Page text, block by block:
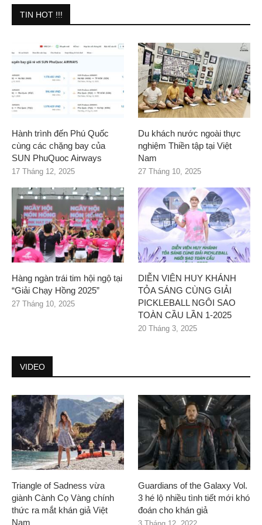
TIN HOT !!!
Hành trình đến Phú Quốc
cùng các chặng bay của
SUN PhuQuoc Airways
17 Tháng 12, 2025
Du khách nước ngoài thực
nghiệm Thiền tập tại Việt
Nam
27 Tháng 10, 2025
Hàng ngàn trái tim hội ngộ tại
“Giải Chạy Hồng 2025”
27 Tháng 10, 2025
DIỄN VIÊN HUY KHÁNH
TỎA SÁNG CÙNG GIẢI
PICKLEBALL NGÔI SAO
TOÀN CẦU LẦN 1-2025
20 Tháng 3, 2025
VIDEO
Triangle of Sadness vừa
giành Cành Cọ Vàng chính
thức ra mắt khán giả Việt
Nam
Guardians of the Galaxy Vol.
3 hé lộ nhiều tình tiết mới khó
đoán cho khán giả